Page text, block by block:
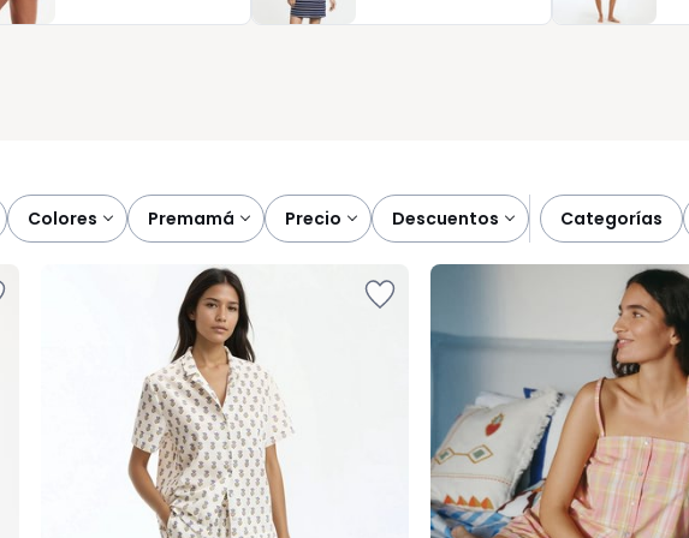
propuestas bien pensadas, fáciles de combinar con otras prendas de uso
colores premamá precio descuentos categorías